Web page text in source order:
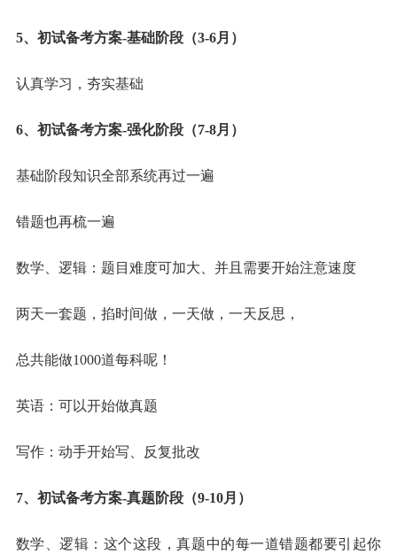
5、初试备考方案-基础阶段（3-6月）
认真学习，夯实基础
6、初试备考方案-强化阶段（7-8月）
基础阶段知识全部系统再过一遍
错题也再梳一遍
数学、逻辑：题目难度可加大、并且需要开始注意速度
两天一套题，掐时间做，一天做，一天反思，
总共能做1000道每科呢！
英语：可以开始做真题
写作：动手开始写、反复批改
7、初试备考方案-真题阶段（9-10月）
数学、逻辑：这个这段，真题中的每一道错题都要引起你